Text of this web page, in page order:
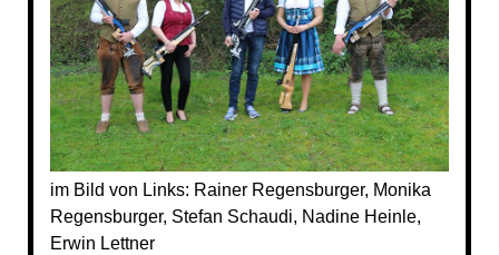
im Bild von Links: Rainer Regensburger, Monika
Regensburger, Stefan Schaudi, Nadine Heinle,
Erwin Lettner